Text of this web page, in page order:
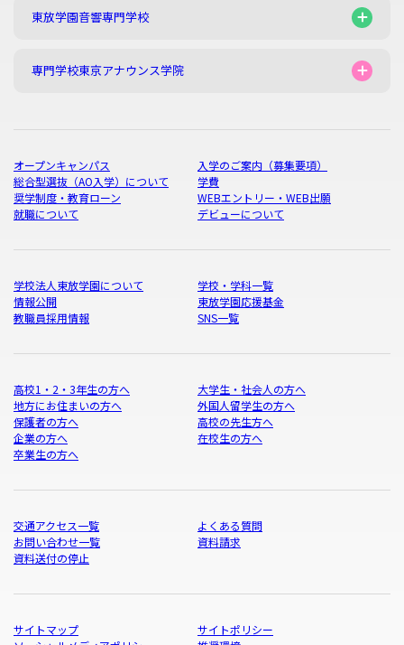
東放学園音響専門学校
専門学校東京アナウンス学院
オープンキャンパス
入学のご案内（募集要項）
総合型選抜（AO入学）について
学費
奨学制度・教育ローン
WEBエントリー・WEB出願
就職について
デビューについて
学校法人東放学園について
学校・学科一覧
情報公開
東放学園応援基金
教職員採用情報
SNS一覧
高校1・2・3年生の方へ
大学生・社会人の方へ
地方にお住まいの方へ
外国人留学生の方へ
保護者の方へ
高校の先生方へ
企業の方へ
在校生の方へ
卒業生の方へ
交通アクセス一覧
よくある質問
お問い合わせ一覧
資料請求
資料送付の停止
サイトマップ
サイトポリシー